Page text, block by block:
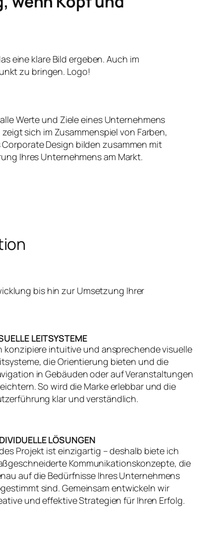
eine klare Bild ergeben. Auch im
zu bringen. Logo!
Werte und Ziele eines Unternehmens
sich im Zusammenspiel von Farben,
Design bilden zusammen mit
Ihres Unternehmens am Markt.
bis hin zur Umsetzung Ihrer
LEITSYSTEME
konzipiere intuitive und ansprechende visuelle
die Orientierung bieten und die
in Gebäuden oder auf Veranstaltungen
So wird die Marke erlebbar und die
klar und verständlich.
LÖSUNGEN
Projekt ist einzigartig – deshalb biete ich
Kommunikationskonzepte, die
auf die Bedürfnisse Ihres Unternehmens
sind. Gemeinsam entwickeln wir
und effektive Strategien für Ihren Erfolg.